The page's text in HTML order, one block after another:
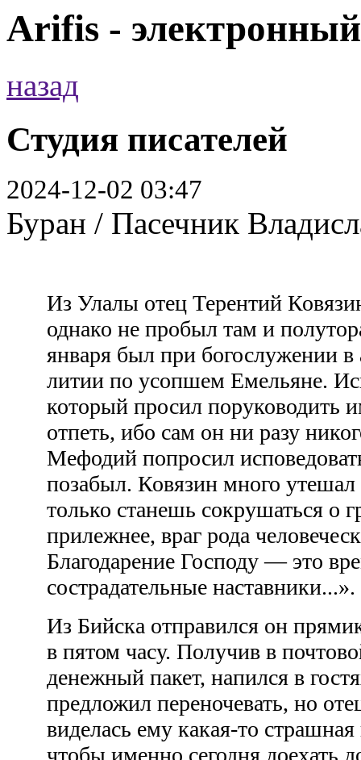
Arifis -
назад
Студия писателей
2024-12-02 03:47
Буран / Пасечник
Из Улалы отец Терентий
однако не пробыл там и
января был при богослужении
литии по усопшем Емельяне.
который просил поруководить
отпеть, ибо сам он ни разу
Мефодий попросил
позабыл. Ковязин много
только станешь сокрушаться о
прилежнее, враг рода
Благодарение Господу — это
сострадательные наставники...».
Из Бийска отправился он
в пятом часу. Получив в
денежный пакет, напился в
предложил переночевать, но
виделась ему какая-то
чтобы именно сегодня доехать